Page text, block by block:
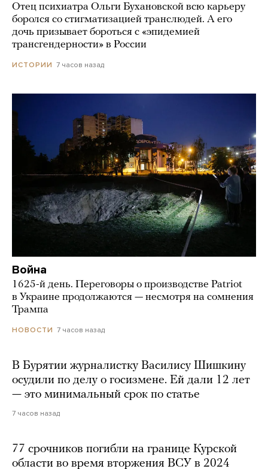
Отец психиатра Ольги Бухановской всю карьеру
боролся со стигматизацией транслюдей. А его
дочь призывает бороться с «эпидемией
трансгендерности» в России
ИСТОРИИ 7 часов назад
Война
1625-й день. Переговоры о производстве Patriot
в Украине продолжаются — несмотря на сомнения
Трампа
НОВОСТИ 7 часов назад
В Бурятии журналистку Василису Шишкину
осудили по делу о госизмене. Ей дали 12 лет
— это минимальный срок по статье
7 часов назад
77 срочников погибли на границе Курской
области во время вторжения ВСУ в 2024